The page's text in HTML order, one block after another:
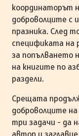
координаторът
доброволците с
празника. След
спецификата на
за попълването
на книгите по
раздели.
Срещата
доброволците
три задачи - да